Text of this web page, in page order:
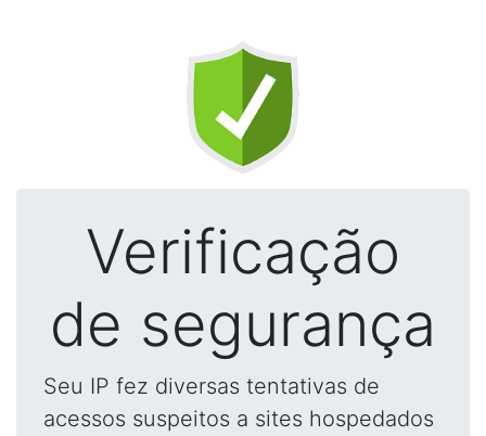
Verificação
de segurança
Seu IP fez diversas tentativas de
acessos suspeitos a sites hospedados